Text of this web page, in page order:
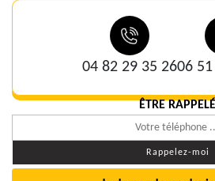
04 82 29 35 2606
ÊTRE RAPPELÉ